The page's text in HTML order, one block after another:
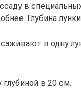
в
Глубина
в одну
глубиной в 20 см.